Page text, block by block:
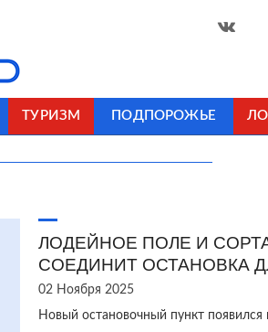
ТУРИЗМ ПОДПОРОЖЬЕ
ЛОДЕЙНОЕ ПОЛЕ И
СОЕДИНИТ ОСТАНОВКА
02 Ноября 2025
Новый остановочный пункт появился